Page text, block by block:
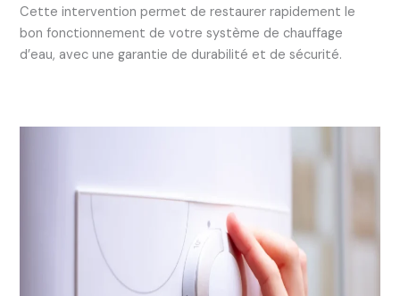
Cette intervention permet de restaurer rapidement le
bon fonctionnement de votre système de chauffage
d’eau, avec une garantie de durabilité et de sécurité.